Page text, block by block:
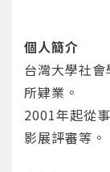
個人簡介
台灣大學社
所肄業。
2001年起從
影展評審等。